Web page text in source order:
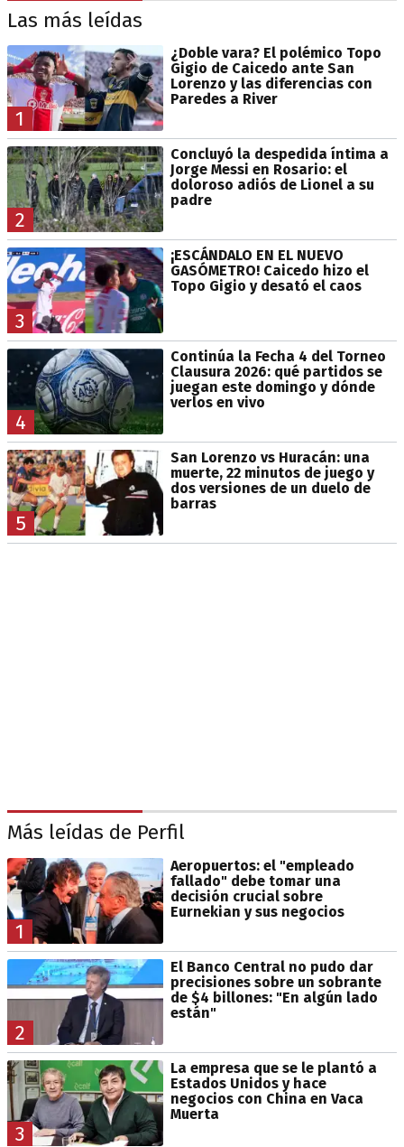
Las más leídas
1
¿Doble vara? El polémico Topo
Gigio de Caicedo ante San
Lorenzo y las diferencias con
Paredes a River
2
Concluyó la despedida íntima a
Jorge Messi en Rosario: el
doloroso adiós de Lionel a su
padre
3
¡ESCÁNDALO EN EL NUEVO
GASÓMETRO! Caicedo hizo el
Topo Gigio y desató el caos
4
Continúa la Fecha 4 del Torneo
Clausura 2026: qué partidos se
juegan este domingo y dónde
verlos en vivo
5
San Lorenzo vs Huracán: una
muerte, 22 minutos de juego y
dos versiones de un duelo de
barras
Más leídas de Perfil
1
Aeropuertos: el "empleado
fallado" debe tomar una
decisión crucial sobre
Eurnekian y sus negocios
2
El Banco Central no pudo dar
precisiones sobre un sobrante
de $4 billones: "En algún lado
están"
3
La empresa que se le plantó a
Estados Unidos y hace
negocios con China en Vaca
Muerta